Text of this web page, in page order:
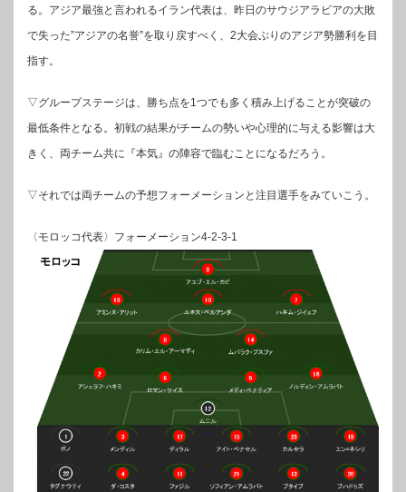
る。アジア最強と言われるイラン代表は、昨日のサウジアラビアの大敗
で失った”アジアの名誉”を取り戻すべく、2大会ぶりのアジア勢勝利を目
指す。
▽グループステージは、勝ち点を1つでも多く積み上げることが突破の
最低条件となる。初戦の結果がチームの勢いや心理的に与える影響は大
きく、両チーム共に『本気』の陣容で臨むことになるだろう。
▽それでは両チームの予想フォーメーションと注目選手をみていこう。
〈モロッコ代表〉フォーメーション4-2-3-1